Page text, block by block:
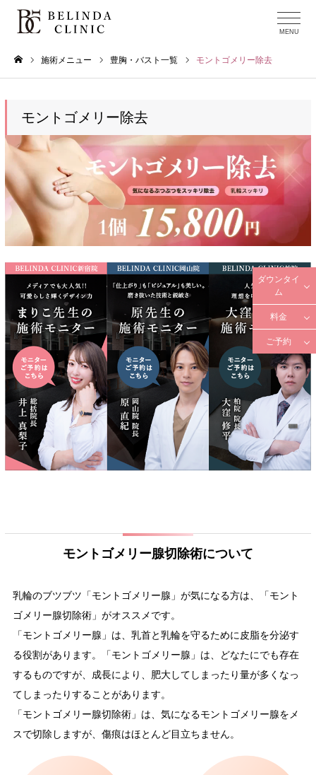
施術メニュー 豊胸・バスト一覧 モントゴメリー除去
モントゴメリー除去
ダウンタイ
ム
料金
ご予約
モントゴメリー腺切除術について
乳輪のブツブツ「モントゴメリー腺」が気になる方は、「モント
ゴメリー腺切除術」がオススメです。
「モントゴメリー腺」は、乳首と乳輪を守るために皮脂を分泌す
る役割があります。「モントゴメリー腺」は、どなたにでも存在
するものですが、成長により、肥大してしまったり量が多くなっ
てしまったりすることがあります。
「モントゴメリー腺切除術」は、気になるモントゴメリー腺をメ
スで切除しますが、傷痕はほとんど目立ちません。